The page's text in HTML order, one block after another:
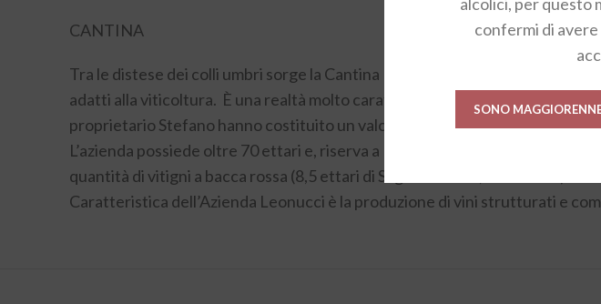
confermi di
SONO
CANTINA
Tra le distese dei colli umbri sorge la Cantina Leonucci, nata nel 1964 a
adatti alla viticoltura. È una realtà molto caratteristica con una gestione di
proprietario Stefano hanno costituito un valore aggiunto nella visita della
L’azienda possiede oltre 70 ettari e, riserva a 10 di essi la coltivazione
quantità di vitigni a bacca rossa (8,5 ettari di Sagrantino e 1,5 di Merlot) al
Caratteristica dell’Azienda Leonucci è la produzione di vini strutturati e